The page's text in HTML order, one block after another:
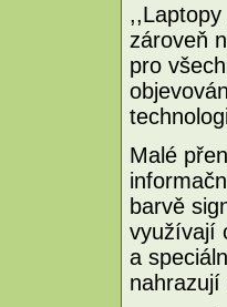
zároveň
pro
Malé
barvě
využívají
a
nahrazují